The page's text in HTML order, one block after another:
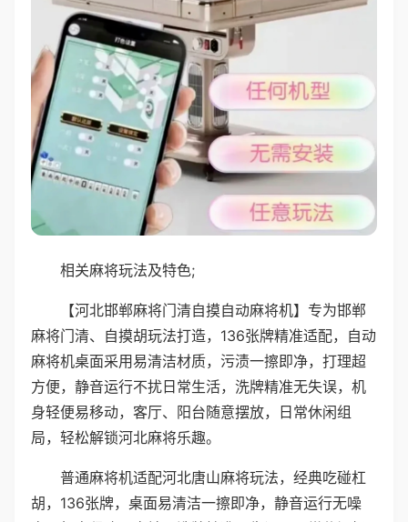
相关麻将玩法及特色;
【河北邯郸麻将门清自摸自动麻将机】专为邯郸
麻将门清、自摸胡玩法打造，136张牌精准适配，自动
麻将机桌面采用易清洁材质，污渍一擦即净，打理超
方便，静音运行不扰日常生活，洗牌精准无失误，机
身轻便易移动，客厅、阳台随意摆放，日常休闲组
局，轻松解锁河北麻将乐趣。
普通麻将机适配河北唐山麻将玩法，经典吃碰杠
胡，136张牌，桌面易清洁一擦即净，静音运行无噪